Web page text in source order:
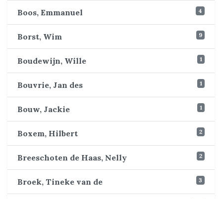
Boos, Emmanuel 4
Borst, Wim 9
Boudewijn, Wille 1
Bouvrie, Jan des 1
Bouw, Jackie 1
Boxem, Hilbert 2
Breeschoten de Haas, Nelly 2
Broek, Tineke van de 3